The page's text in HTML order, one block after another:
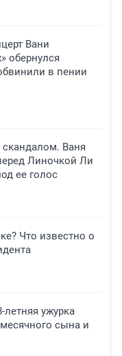
Вани
обернулся
в пении
скандалом. Ваня
Линочкой Ли
ее голос
Что известно о
летняя ужурка
сына и